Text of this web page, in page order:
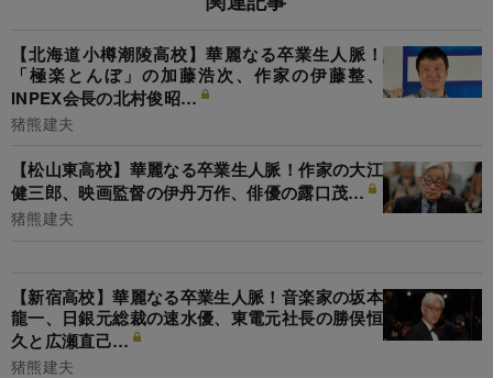
【北海道小樽潮陵高校】華麗なる卒業生人脈！
「極楽とんぼ」の加藤浩次、作家の伊藤整、
INPEX会長の北村俊昭…
猪熊建夫
【松山東高校】華麗なる卒業生人脈！作家の大江
健三郎、映画監督の伊丹万作、俳優の露口茂…
猪熊建夫
【新宿高校】華麗なる卒業生人脈！音楽家の坂本
龍一、日銀元総裁の速水優、東電元社長の勝俣恒
久と広瀬直己…
猪熊建夫